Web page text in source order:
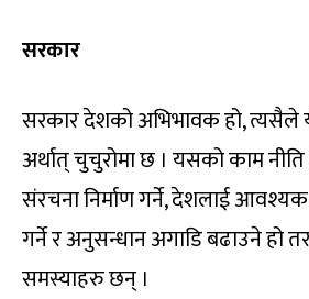
सरकार
सरकार देशको अभिभावक हो, त्यसैले
अर्थात् चुचुरोमा छ । यसको काम नीति
संरचना निर्माण गर्ने, देशलाई
गर्ने र अनुसन्धान अगाडि बढाउने हो
समस्याहरु छन् ।